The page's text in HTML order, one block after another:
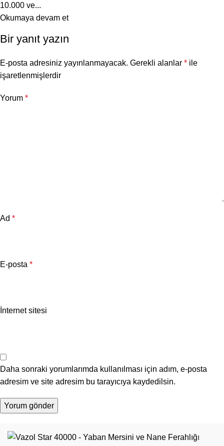
10.000 ve...
Okumaya devam et
Bir yanıt yazın
E-posta adresiniz yayınlanmayacak. Gerekli alanlar * ile
işaretlenmişlerdir
Yorum *
Ad *
E-posta *
İnternet sitesi
Daha sonraki yorumlarımda kullanılması için adım, e-posta
adresim ve site adresim bu tarayıcıya kaydedilsin.